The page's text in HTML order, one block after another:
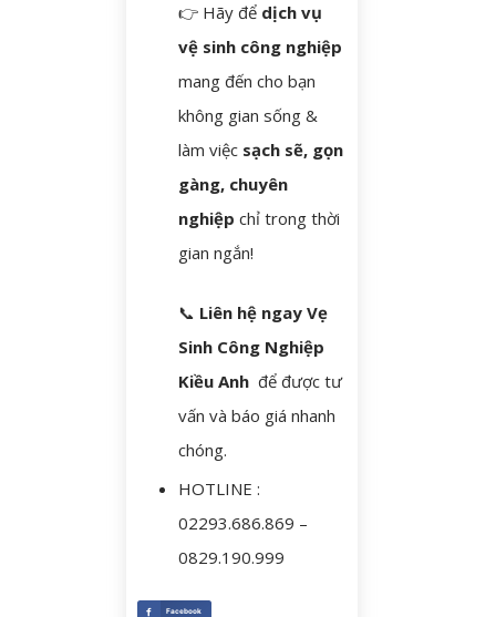
👉 Hãy để dịch vụ
vệ sinh công nghiệp
mang đến cho bạn
không gian sống &
làm việc sạch sẽ, gọn
gàng, chuyên
nghiệp chỉ trong thời
gian ngắn!
📞 Liên hệ ngay Vẹ
Sinh Công Nghiệp
Kiều Anh để được tư
vấn và báo giá nhanh
chóng.
HOTLINE :
02293.686.869 –
0829.190.999
Facebook